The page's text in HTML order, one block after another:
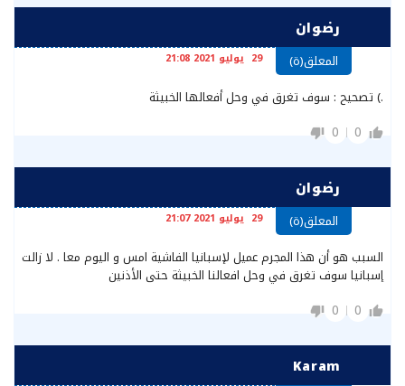
رضوان
المعلق(ة) 29 يوليو 2021 21:08
.) تصحيح : سوف تغرق في وحل أفعالها الخبيثة
0
0
رضوان
المعلق(ة) 29 يوليو 2021 21:07
السبب هو أن هذا المجرم عميل لإسبانيا الفاشية امس و اليوم معا . لا زالت
إسبانيا سوف تغرق في وحل افعالنا الخبيثة حتى الأذنين
0
0
Karam